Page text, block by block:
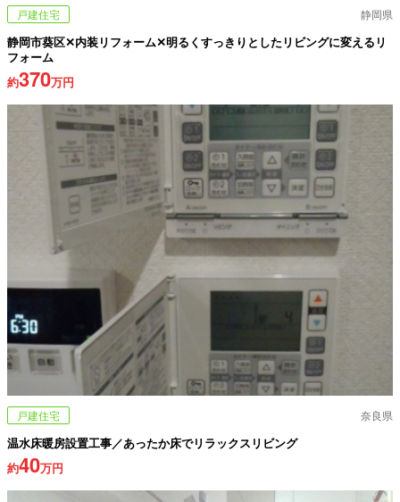
戸建住宅 静岡県
静岡市葵区✕内装リフォーム✕明るくすっきりとしたリビングに変えるリ
フォーム
約370万円
戸建住宅 奈良県
温水床暖房設置工事／あったか床でリラックスリビング
約40万円